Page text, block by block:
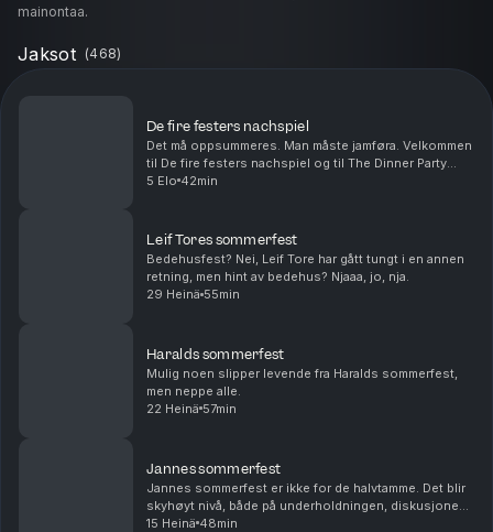
mainontaa.
Jaksot (468)
De fire festers nachspiel
Det må oppsummeres. Man måste jamføra. Velkommen
til De fire festers nachspiel og til The Dinner Party
Awards.
5 Elo 42min
Leif Tores sommerfest
Bedehusfest? Nei, Leif Tore har gått tungt i en annen
retning, men hint av bedehus? Njaaa, jo, nja.
29 Heinä 55min
Haralds sommerfest
Mulig noen slipper levende fra Haralds sommerfest,
men neppe alle.
22 Heinä 57min
Jannes sommerfest
Jannes sommerfest er ikke for de halvtamme. Det blir
skyhøyt nivå, både på underholdningen, diskusjonene
og serveringen.
15 Heinä 48min